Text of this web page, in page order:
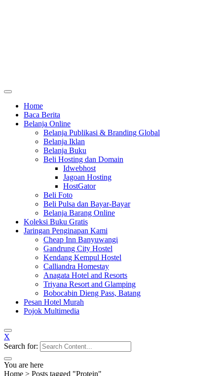
Home
Baca Berita
Belanja Online
Belanja Publikasi & Branding Global
Belanja Iklan
Belanja Buku
Beli Hosting dan Domain
Idwebhost
Jagoan Hosting
HostGator
Beli Foto
Beli Pulsa dan Bayar-Bayar
Belanja Barang Online
Koleksi Buku Gratis
Jaringan Penginapan Kami
Cheap Inn Banyuwangi
Gandrung City Hostel
Kendang Kempul Hostel
Calliandra Homestay
Anagata Hotel and Resorts
Triyana Resort and Glamping
Bobocabin Dieng Pass, Batang
Pesan Hotel Murah
Pojok Multimedia
X
Search for:
You are here
Home > Posts tagged "Protein"